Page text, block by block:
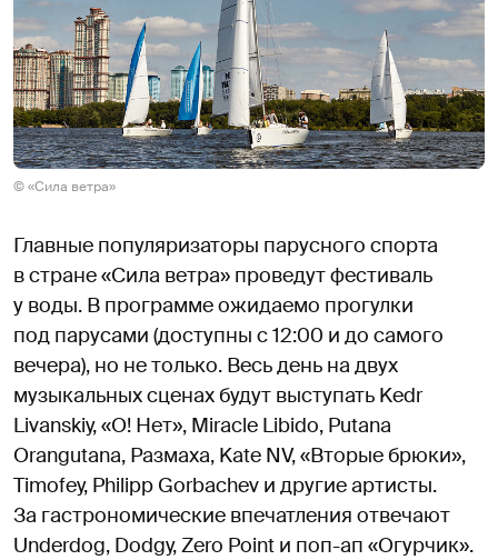
© «Сила ветра»
Главные популяризаторы парусного спорта
в стране «Сила ветра» проведут фестиваль
у воды. В программе ожидаемо прогулки
под парусами (доступны с 12:00 и до самого
вечера), но не только. Весь день на двух
музыкальных сценах будут выступать Kedr
Livanskiy, «О! Нет», Miracle Libido, Putana
Orangutana, Размаха, Kate NV, «Вторые брюки»,
Timofey, Philipp Gorbachev и другие артисты.
За гастрономические впечатления отвечают
Underdog, Dodgy, Zero Point и поп-ап «Огурчик».